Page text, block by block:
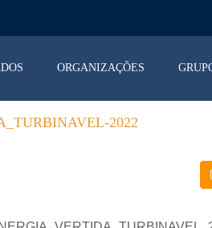
ORGANIZAÇÕES
2022